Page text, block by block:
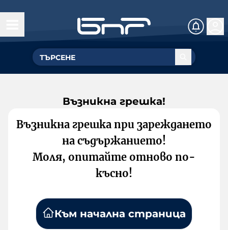
Възникна грешка!
Възникна грешка при зареждането
на съдържанието!
Моля, опитайте отново по-
късно!
Към начална страница